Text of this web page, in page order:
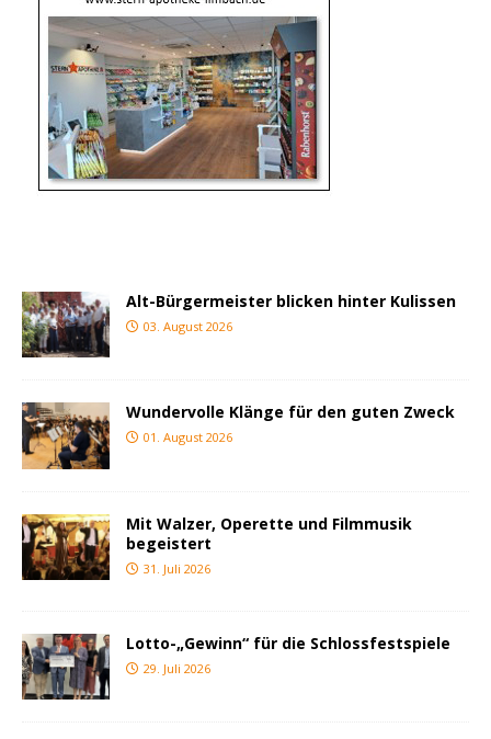
Alt-Bürgermeister blicken hinter Kulissen
03. August 2026
Wundervolle Klänge für den guten Zweck
01. August 2026
Mit Walzer, Operette und Filmmusik
begeistert
31. Juli 2026
Lotto-„Gewinn“ für die Schlossfestspiele
29. Juli 2026